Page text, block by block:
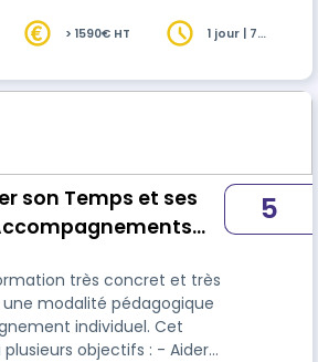
detempset de
> 1590€ HT
1 jour | 7
son Temps et ses
très concret et très
modalité pédagogique
individuel. Cet
objectifs : - Aider
5